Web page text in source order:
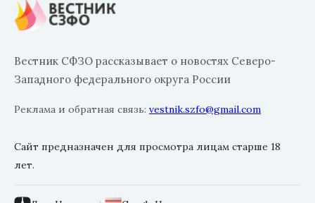
Вестник СФЗО рассказывает о новостях Северо-
Западного федерального округа России
Реклама и обратная связь: vestnik.szfo@gmail.com
Сайт предназначен для просмотра лицам старше 18
лет.